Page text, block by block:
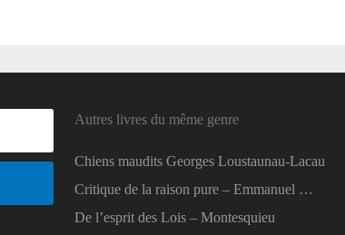
Autres livres du même genre
Chiens maudits Georges Loustaunau-Lacau
Critique de la raison pure – Emmanuel …
De l’esprit des Lois – Montesquieu